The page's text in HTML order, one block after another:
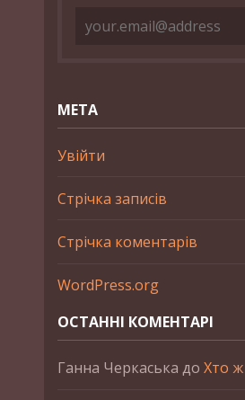
МЕТА
Увійти
Стрічка записів
Стрічка коментарів
WordPress.org
ОСТАННІ КОМЕНТАРІ
Ганна Черкаська до Хто ж